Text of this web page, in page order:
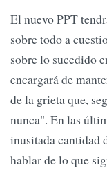
El nuevo PPT
sobre todo a
sobre lo sucedido
encargará de
de la grieta que,
nunca". En las
inusitada cantidad
hablar de lo que